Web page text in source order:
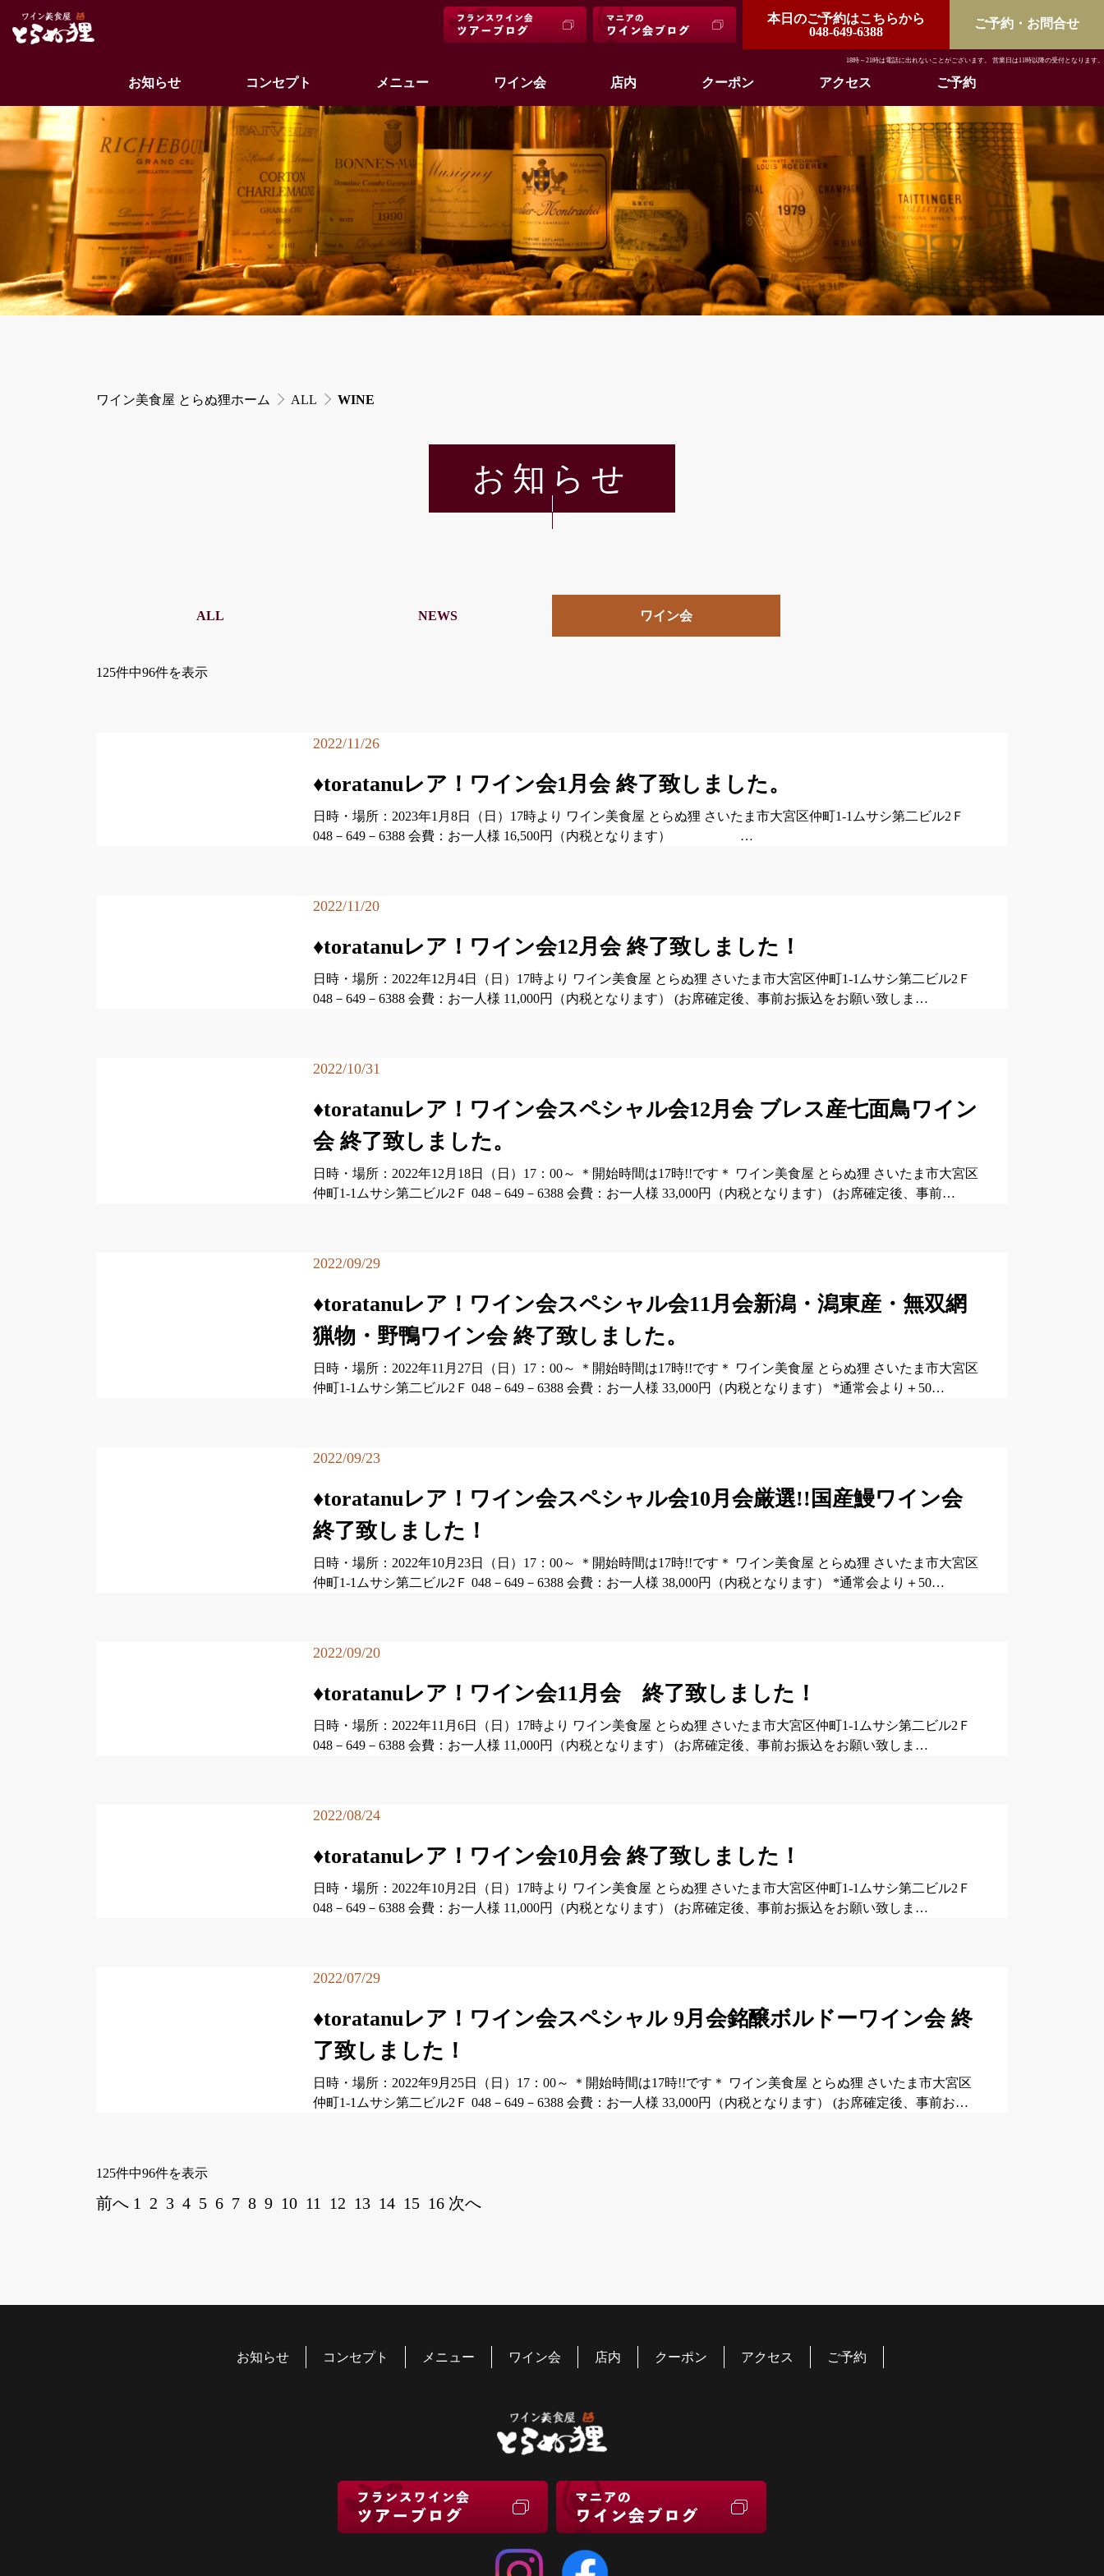
お知らせ コンセプト メニュー ワイン会 店内 クーポン アクセス ご予約
本日のご予約はこちらから
048-649-6388
ご予約・お問合せ
18時～21時は電話に出れないことがございます。 営業日は11時以降の受付となります。
ワイン美食屋 とらぬ狸ホーム ALL WINE
お知らせ
ALL NEWS ワイン会
125件中96件を表示
2022/11/26
♦toratanuレア！ワイン会1月会 終了致しました。
日時・場所：2023年1月8日（日）17時より ワイン美食屋 とらぬ狸 さいたま市大宮区仲町1-1ムサシ第二ビル2Ｆ
048－649－6388 会費：お一人様 16,500円（内税となります） …
2022/11/20
♦toratanuレア！ワイン会12月会 終了致しました！
日時・場所：2022年12月4日（日）17時より ワイン美食屋 とらぬ狸 さいたま市大宮区仲町1-1ムサシ第二ビル2Ｆ
048－649－6388 会費：お一人様 11,000円（内税となります） (お席確定後、事前お振込をお願い致しま…
2022/10/31
♦toratanuレア！ワイン会スペシャル会12月会 ブレス産七面鳥ワイン
会 終了致しました。
日時・場所：2022年12月18日（日）17：00～ ＊開始時間は17時!!です＊ ワイン美食屋 とらぬ狸 さいたま市大宮区
仲町1-1ムサシ第二ビル2Ｆ 048－649－6388 会費：お一人様 33,000円（内税となります） (お席確定後、事前…
2022/09/29
♦toratanuレア！ワイン会スペシャル会11月会新潟・潟東産・無双網
猟物・野鴨ワイン会 終了致しました。
日時・場所：2022年11月27日（日）17：00～ ＊開始時間は17時!!です＊ ワイン美食屋 とらぬ狸 さいたま市大宮区
仲町1-1ムサシ第二ビル2Ｆ 048－649－6388 会費：お一人様 33,000円（内税となります） *通常会より＋50…
2022/09/23
♦toratanuレア！ワイン会スペシャル会10月会厳選!!国産鰻ワイン会
終了致しました！
日時・場所：2022年10月23日（日）17：00～ ＊開始時間は17時!!です＊ ワイン美食屋 とらぬ狸 さいたま市大宮区
仲町1-1ムサシ第二ビル2Ｆ 048－649－6388 会費：お一人様 38,000円（内税となります） *通常会より＋50…
2022/09/20
♦toratanuレア！ワイン会11月会 終了致しました！
日時・場所：2022年11月6日（日）17時より ワイン美食屋 とらぬ狸 さいたま市大宮区仲町1-1ムサシ第二ビル2Ｆ
048－649－6388 会費：お一人様 11,000円（内税となります） (お席確定後、事前お振込をお願い致しま…
2022/08/24
♦toratanuレア！ワイン会10月会 終了致しました！
日時・場所：2022年10月2日（日）17時より ワイン美食屋 とらぬ狸 さいたま市大宮区仲町1-1ムサシ第二ビル2Ｆ
048－649－6388 会費：お一人様 11,000円（内税となります） (お席確定後、事前お振込をお願い致しま…
2022/07/29
♦toratanuレア！ワイン会スペシャル 9月会銘醸ボルドーワイン会 終
了致しました！
日時・場所：2022年9月25日（日）17：00～ ＊開始時間は17時!!です＊ ワイン美食屋 とらぬ狸 さいたま市大宮区
仲町1-1ムサシ第二ビル2Ｆ 048－649－6388 会費：お一人様 33,000円（内税となります） (お席確定後、事前お…
125件中96件を表示
前へ 1 2 3 4 5 6 7 8 9 10 11 12 13 14 15 16 次へ
お知らせ コンセプト メニュー ワイン会 店内 クーポン アクセス ご予約